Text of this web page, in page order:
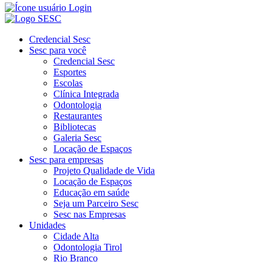
Login
Credencial Sesc
Sesc para você
Credencial Sesc
Esportes
Escolas
Clínica Integrada
Odontologia
Restaurantes
Bibliotecas
Galeria Sesc
Locação de Espaços
Sesc para empresas
Projeto Qualidade de Vida
Locação de Espaços
Educação em saúde
Seja um Parceiro Sesc
Sesc nas Empresas
Unidades
Cidade Alta
Odontologia Tirol
Rio Branco